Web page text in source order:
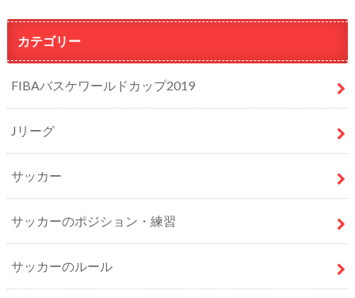
カテゴリー
FIBAバスケワールドカップ2019
Jリーグ
サッカー
サッカーのポジション・練習
サッカーのルール